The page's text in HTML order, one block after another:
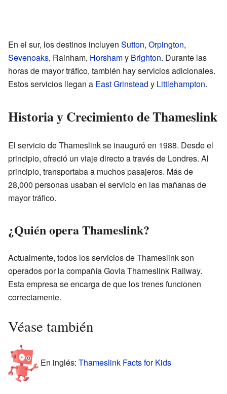
En el sur, los destinos incluyen Sutton, Orpington,
Sevenoaks, Rainham, Horshamy Brighton. Durante las
horas de mayor tráfico, también hay servicios adicionales.
Estos servicios llegan a East Grinstead y Littlehampton.
Historia y Crecimiento de Thameslink
El servicio de Thameslink se inauguró en 1988. Desde el
principio, ofreció un viaje directo a través de Londres. Al
principio, transportaba a muchos pasajeros. Más de
28,000 personas usaban el servicio en las mañanas de
mayor tráfico.
¿Quién opera Thameslink?
Actualmente, todos los servicios de Thameslink son
operados por la compañía Govia Thameslink Railway.
Esta empresa se encarga de que los trenes funcionen
correctamente.
Véase también
En inglés: Thameslink Facts for Kids